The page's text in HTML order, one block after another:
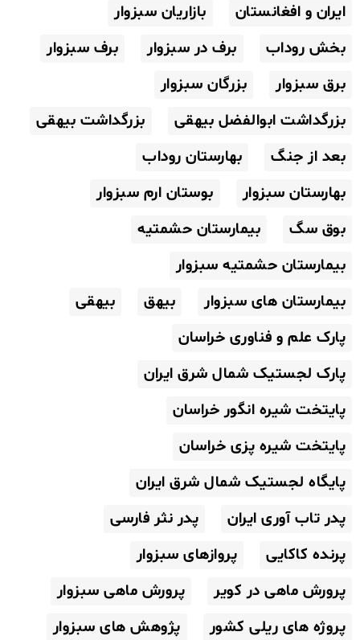
ایران و افغانستان
بازاریان سبزوار
بخش روداب
برف در سبزوار
برف سبزوار
برق سبزوار
بزرگان سبزوار
بزرگداشت ابوالفضل بیهقی
بزرگداشت بیهقی
بعد از جنگ
بهارستان روداب
بهارستان سبزوار
بوستان ارم سبزوار
بوق سگ
بیمارستان حشمتیه
بیمارستان حشمتیه سبزوار
بیمارستان های سبزوار
بیهق
بیهقی
پارک علم و فناوری خراسان
پارک لجستیک شمال شرق ایران
پایتخت شیره انگور خراسان
پایتخت شیره پزی خراسان
پایگاه لجستیک شمال شرق ایران
پدر تاب آوری ایران
پدر نثر فارسی
پرنده کاکایی
پروازهای سبزوار
پرورش ماهی در کویر
پرورش ماهی سبزوار
پروژه های ریلی کشور
پژوهش های سبزوار